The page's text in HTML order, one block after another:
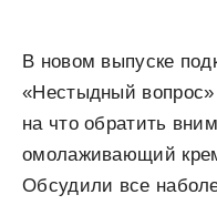
В новом выпуске
«Нестыдный
на что обратить
омолаживающий
Обсудили все